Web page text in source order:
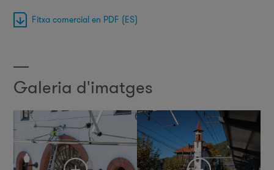
Fitxa comercial en PDF (ES)
Galeria d'imatges